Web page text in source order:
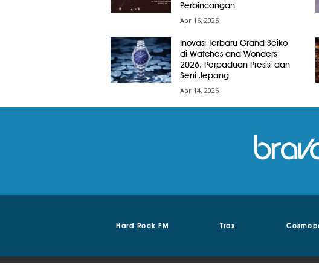
Perbincangan
Apr 16, 2026
Inovasi Terbaru Grand Seiko
di Watches and Wonders
2026, Perpaduan Presisi dan
Seni Jepang
Apr 14, 2026
Hard Rock FM Trax